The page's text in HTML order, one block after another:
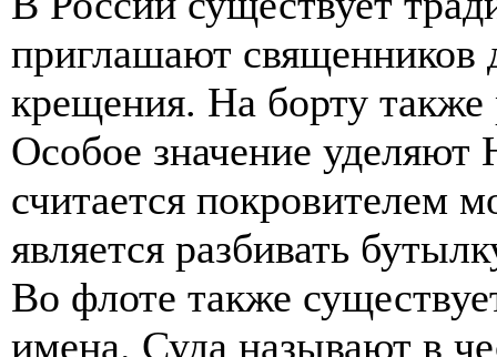
приглашают священников
крещения. На борту
Особое значение
считается покровителем
является разбивать
Во флоте также
имена. Суда называют в